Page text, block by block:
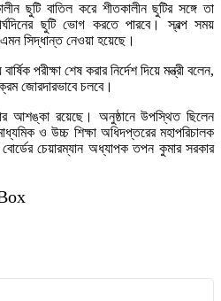
ছুটি বাতিল করে শীতকালীন ছুটির সঙ্গে তা
ছুটি ভোগ করতে পারবে। স্বল্প সময়
এমন সিদ্ধান্ত নেওয়া হয়েছে।
পরীক্ষা শেষ করার নির্দেশ দিয়ে মন্ত্রী বলেন,
জোরদারভাবে চলবে।
আশঙ্কা রয়েছে। অনুষ্ঠানে উপস্থিত ছিলেন
ও উচ্চ শিক্ষা অধিদপ্তরের মহাপরিচালক
চেয়ারম্যান অধ্যাপক তপন কুমার সরকার